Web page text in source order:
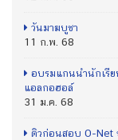
วันมาฆบูชา
11 ก.พ. 68
อบรมแกนนำนักเรีย
แอลกอฮอล์
31 ม.ค. 68
ติวก่อนสอบ O-Net